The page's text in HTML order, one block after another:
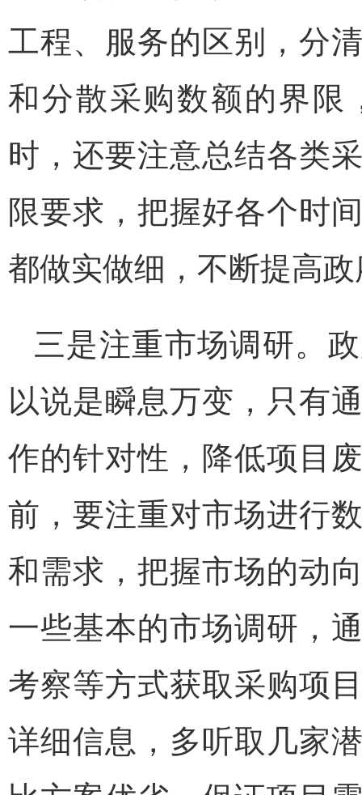
工程、服务的区别，分
和分散采购数额的界限
时，还要注意总结各类
限要求，把握好各个时
都做实做细，不断提高
三是注重市场调研。
以说是瞬息万变，只有
作的针对性，降低项目
前，要注重对市场进行
和需求，把握市场的动
一些基本的市场调研，
考察等方式获取采购项
详细信息，多听取几家